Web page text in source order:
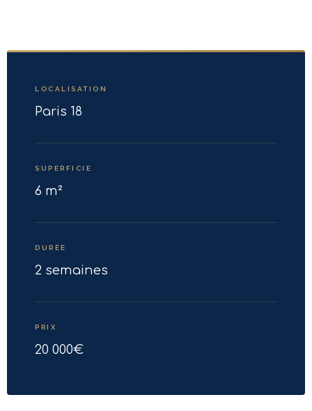
LOCALISATION
Paris 18
SUPERFICIE
6 m²
DURÉE
2 semaines
PRIX
20 000€